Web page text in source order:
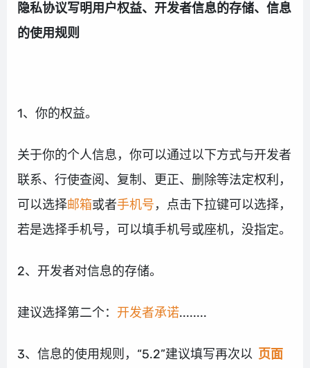
隐私协议写明用户权益、开发者信息的存储、信息
的使用规则
1、你的权益。
关于你的个人信息，你可以通过以下方式与开发者
联系、行使查阅、复制、更正、删除等法定权利，
可以选择邮箱或者手机号，点击下拉键可以选择，
若是选择手机号，可以填手机号或座机，没指定。
2、开发者对信息的存储。
建议选择第二个： 开发者承诺........
3、信息的使用规则，“5.2”建议填写再次以 页面